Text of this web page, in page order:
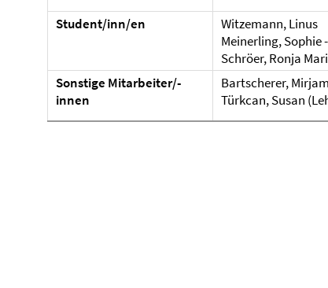
Student/inn/en
Witzemann, Linus
Meinerling, Sophie
Schröer, Ronja
Sonstige Mitarbeiter/-
innen
Bartscherer,
Türkcan, Susan